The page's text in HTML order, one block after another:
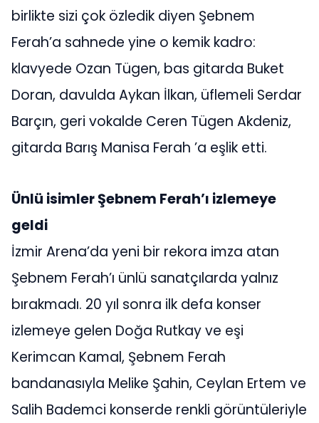
birlikte sizi çok özledik diyen Şebnem
Ferah’a sahnede yine o kemik kadro:
klavyede Ozan Tügen, bas gitarda Buket
Doran, davulda Aykan İlkan, üflemeli Serdar
Barçın, geri vokalde Ceren Tügen Akdeniz,
gitarda Barış Manisa Ferah ’a eşlik etti.
Ünlü isimler Şebnem Ferah’ı izlemeye
geldi
İzmir Arena’da yeni bir rekora imza atan
Şebnem Ferah’ı ünlü sanatçılarda yalnız
bırakmadı. 20 yıl sonra ilk defa konser
izlemeye gelen Doğa Rutkay ve eşi
Kerimcan Kamal, Şebnem Ferah
bandanasıyla Melike Şahin, Ceylan Ertem ve
Salih Bademci konserde renkli görüntüleriyle